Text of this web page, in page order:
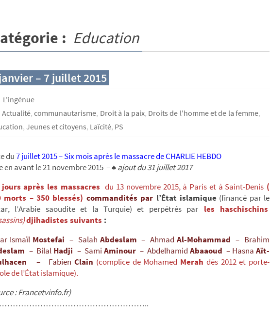
: Education
– 7 juillet 2015
L'ingénue
Actualité,communautarisme, Droit à la paix, Droits de l'homme et de la femme,
, Jeunes et citoyens, Laïcité, PS
du7 juillet 2015 – Six mois après le massacre de CHARLIE HEBDO
en avant le 21 novembre 2015 – ♠ajout du 31 juillet 2017
après les massacres du 13 novembre 2015,à Paris et à Saint-Denis (
morts – 350 blessés) commandités par l’État islamique(financé par le
l’Arabie saoudite et la Turquie) et perpétrés par les haschischins
djihadistes suivants :
Ismaïl Mostefai – Salah Abdeslam – Ahmad Al-Mohammad – Brahim
– Bilal Hadji – Sami Aminour– Abdelhamid Abaaoud – HasnaAït-
– FabienClain (complice de Mohamed Merah dès 2012 et porte-
de l’État islamique).
: Francetvinfo.fr)